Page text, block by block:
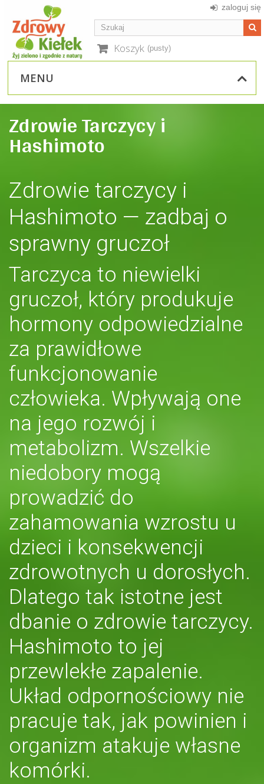
zaloguj się
Koszyk (pusty)
MENU
Zdrowie Tarczycy i
Hashimoto
Zdrowie tarczycy i
Hashimoto — zadbaj o
sprawny gruczoł
Tarczyca to niewielki
gruczoł, który produkuje
hormony odpowiedzialne
za prawidłowe
funkcjonowanie
człowieka. Wpływają one
na jego rozwój i
metabolizm. Wszelkie
niedobory mogą
prowadzić do
zahamowania wzrostu u
dzieci i konsekwencji
zdrowotnych u dorosłych.
Dlatego tak istotne jest
dbanie o zdrowie tarczycy.
Hashimoto to jej
przewlekłe zapalenie.
Układ odpornościowy nie
pracuje tak, jak powinien i
organizm atakuje własne
komórki.